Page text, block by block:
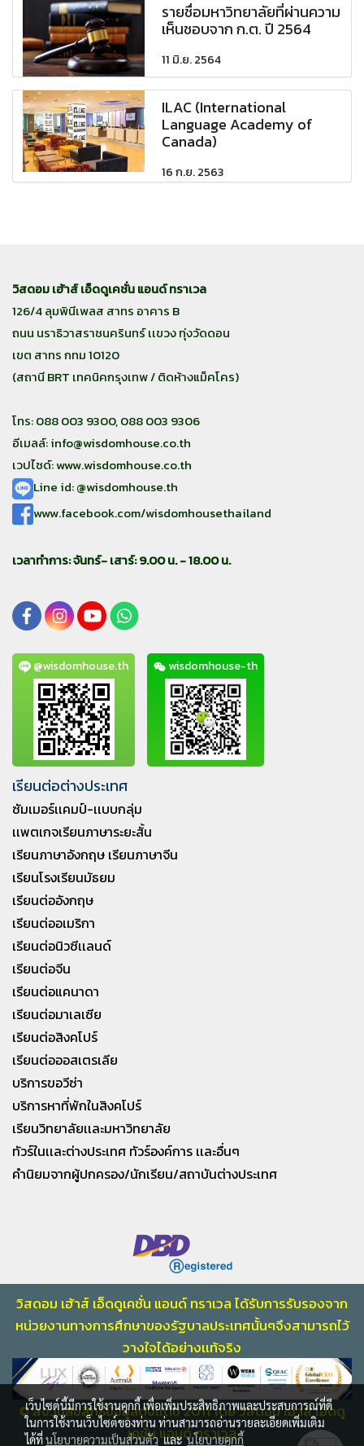
รายชื่อมหาวิทยาลัยที่ผ่านความ
เห็นชอบจาก ก.ต. ปี 2564
11 มิ.ย. 2564
ILAC (International
Language Academy of
Canada)
16 ก.ย. 2563
วิสดอม เฮ้าส์ เอ็ดดูเคชั่น แอนด์ ทราเวล
126/4 ลุมพินีเพลส สาทร อาคาร B
ถนน นราธิวาสราชนครินทร์ เเขวง ทุ่งวัดดอน
เขต สาทร กทม 10120
(สถานี BRT เทคนิคกรุงเทพ / ติดห้างแม็คโคร)
โทร: 088 003 9300, 088 003 9306
อีเมลล์:info@wisdomhouse.co.th
เวปไซด์: www.wisdomhouse.co.th
Line id: @wisdomhouse.th
www.facebook.com/wisdomhousethailand
เวลาทำการ: จันทร์- เสาร์: 9.00 น. - 18.00 น.
@wisdomhouse.th wisdomhouse-th
เรียนต่อต่างประเทศ
ซัมเมอร์เเคมป์-เเบบกลุ่ม
เเพตเกจเรียนภาษาระยะสั้น
เรียนภาษาอังกฤษ เรียนภาษาจีน
เรียนโรงเรียนมัธยม
เรียนต่ออังกฤษ
เรียนต่ออเมริกา
เรียนต่อนิวซีเเลนด์
เรียนต่อจีน
เรียนต่อแคนาดา
เรียนต่อมาเลเซีย
เรียนต่อสิงคโปร์
เรียนต่อออสเตรเลีย
บริการขอวีซ่า
บริการหาที่พักในสิงคโปร์
เรียนวิทยาลัยเเละมหาวิทยาลัย
ทัวร์ในเเละต่างประเทศ ทัวร์องค์การ เเละอื่นๆ
คำนิยมจากผู้ปกครอง/นักเรียน/สถาบันต่างประเทศ
วิสดอม เฮ้าส์ เอ็ดดูเคชั่น แอนด์ ทราเวล ได้รับการรับรองจาก
หน่วยงานทางการศึกษาของรัฐบาลประเทศนั้นๆจึงสามารถไว้
วางใจได้อย่างเเท้จริง
© สงวนลิขสิทธิ์ข้อมูลตั้งเเต่ปี 2011 โดย วิสดอม เฮ้าส์ เอ็ดดู
เคชั่น แอนด์ ทราเวล
เว็บไซต์นี้มีการใช้งานคุกกี้ เพื่อเพิ่มประสิทธิภาพและประสบการณ์ที่ดี
ในการใช้งานเว็บไซต์ของท่าน ท่านสามารถอ่านรายละเอียดเพิ่มเติม
ได้ที่นโยบายความเป็นส่วนตัวและนโยบายคุกกี้